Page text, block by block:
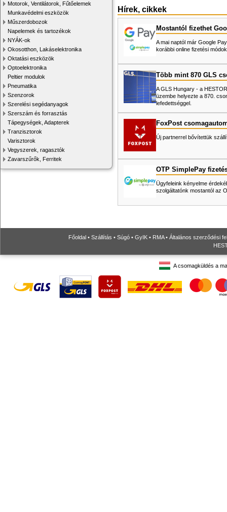
Motorok, Ventilátorok, Fűtőelemek
Munkavédelmi eszközök
Műszerdobozok
Napelemek és tartozékok
NYÁK-ok
Okosotthon, Lakáselektronika
Oktatási eszközök
Optoelektronika
Peltier modulok
Pneumatika
Szenzorok
Szerelési segédanyagok
Szerszám és forrasztás
Tápegységek, Adapterek
Tranzisztorok
Varisztorok
Vegyszerek, ragasztók
Zavarszűrők, Ferritek
Hírek, cikkek
Mostantól fizethet
A mai naptól már Google
korábbi online fizetési
Több mint 870 GLS
A GLS Hungary - a
üzembe helyezte a 870.
lefedettséggel.
FoxPost
Új partnerrel bővítettük
OTP SimplePay
Ügyfeleink kényelme
szolgáltatónk mostantól az
Főoldal • Szállítás • Súgó • GyIK • RMA• Általános szerződési
A csomagküldés a